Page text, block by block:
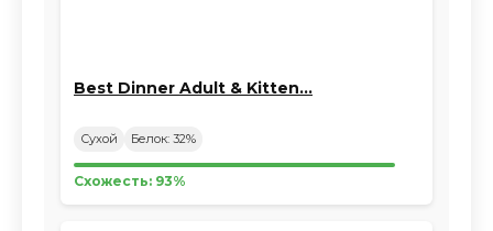
Best Dinner Adult & Kitten…
Сухой Белок: 32%
Схожесть: 93%